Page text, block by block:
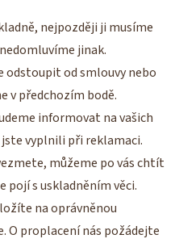
nejpozději ji musíme
jinak.
odstoupit od smlouvy nebo
v předchozím bodě.
informovat na vašich
vyplnili při reklamaci.
můžeme po vás chtít
pojí s uskladněním věci.
na oprávněnou
O proplacení nás požádejte